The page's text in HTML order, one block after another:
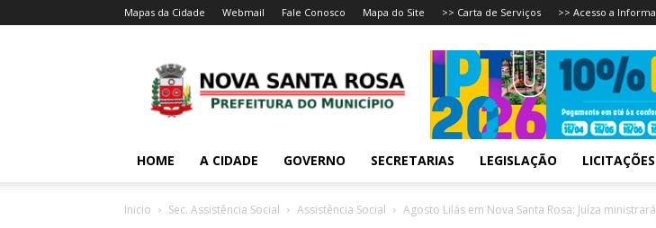
Mapas da Cidade Webmail Fale Conosco Mapa do Site >> Carta de Serviços >> Acesso a
HOME A CIDADE GOVERNO SECRETARIAS LEGISLAÇÃO LICITAÇÕES
Inicio Sec. Assistência Social Assistência Social Agosto Lilás em Nova Santa Rosa: Juíza